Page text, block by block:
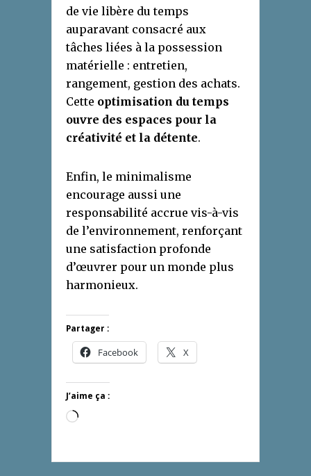
de vie libère du temps
auparavant consacré aux
tâches liées à la possession
matérielle : entretien,
rangement, gestion des achats.
Cette optimisation du temps
ouvre des espaces pour la
créativité et la détente.
Enfin, le minimalisme
encourage aussi une
responsabilité accrue vis-à-vis
de l’environnement, renforçant
une satisfaction profonde
d’œuvrer pour un monde plus
harmonieux.
Partager :
Facebook X
J’aime ça :
Chargement…